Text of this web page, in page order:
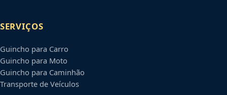
SERVIÇOS
Guincho para Carro
Guincho para Moto
Guincho para Caminhão
Transporte de Veículos